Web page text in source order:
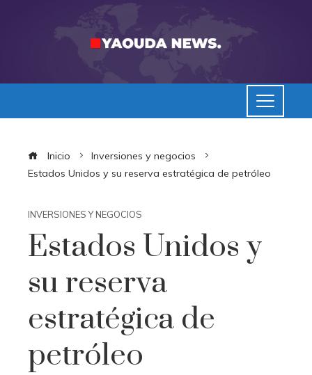
Inicio
Inversiones y negocios
Estados Unidos y su reserva estratégica de petróleo
INVERSIONES Y NEGOCIOS
Estados Unidos y
su reserva
estratégica de
petróleo